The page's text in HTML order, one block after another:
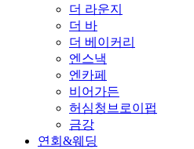
더 라운지
더 바
더 베이커리
엔스낵
엔카페
비어가든
허심청브로이펍
금강
연회&웨딩